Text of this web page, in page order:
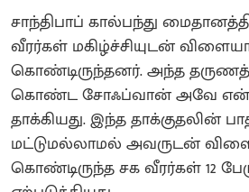
சாந்திபாப் கால்பந்து
வீரர்கள் மகிழ்ச்சியுடன்
கொண்டிருந்தனர். அந்த
கொண்ட சோஃப்வான் அவே
தாக்கியது. இந்த தாக்குதலின்
மட்டுமல்லாமல் அவருடன்
கொண்டிருந்த சக வீரர்கள் 12